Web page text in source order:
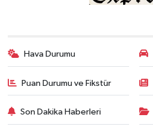
Hava Durumu
Puan Durumu ve Fikstür
Son Dakika Haberleri